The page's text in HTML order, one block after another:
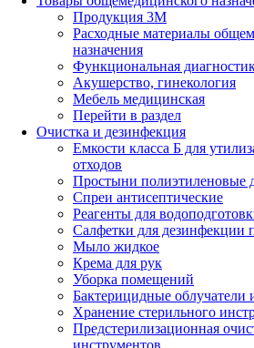
Продукция 3М
Расходные материалы
назначения
Функциональная
Акушерство, гинекология
Мебель медицинская
Перейти в раздел
Очистка и дезинфекция
Емкости класса Б для
отходов
Простыни полиэтиленовые
Спреи антисептические
Реагенты для
Салфетки для дезинфекции
Мыло жидкое
Крема для рук
Уборка помещений
Бактерицидные облучатели
Хранение стерильного
Предстерилизационная
инструментов